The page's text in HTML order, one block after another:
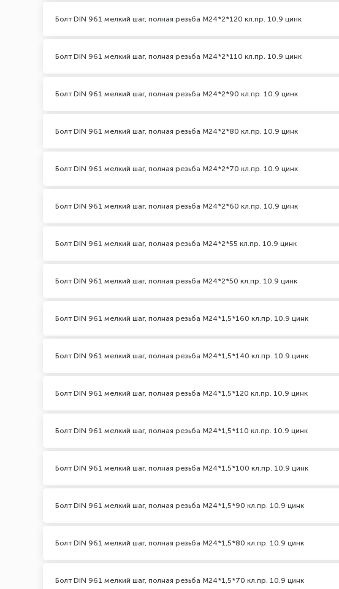
Болт DIN 961 мелкий шаг, полная резьба M24*2*120 кл.пр. 10.9 цинк
Болт DIN 961 мелкий шаг, полная резьба M24*2*110 кл.пр. 10.9 цинк
Болт DIN 961 мелкий шаг, полная резьба M24*2*90 кл.пр. 10.9 цинк
Болт DIN 961 мелкий шаг, полная резьба M24*2*80 кл.пр. 10.9 цинк
Болт DIN 961 мелкий шаг, полная резьба M24*2*70 кл.пр. 10.9 цинк
Болт DIN 961 мелкий шаг, полная резьба M24*2*60 кл.пр. 10.9 цинк
Болт DIN 961 мелкий шаг, полная резьба M24*2*55 кл.пр. 10.9 цинк
Болт DIN 961 мелкий шаг, полная резьба M24*2*50 кл.пр. 10.9 цинк
Болт DIN 961 мелкий шаг, полная резьба M24*1,5*160 кл.пр. 10.9 цинк
Болт DIN 961 мелкий шаг, полная резьба M24*1,5*140 кл.пр. 10.9 цинк
Болт DIN 961 мелкий шаг, полная резьба M24*1,5*120 кл.пр. 10.9 цинк
Болт DIN 961 мелкий шаг, полная резьба M24*1,5*110 кл.пр. 10.9 цинк
Болт DIN 961 мелкий шаг, полная резьба M24*1,5*100 кл.пр. 10.9 цинк
Болт DIN 961 мелкий шаг, полная резьба M24*1,5*90 кл.пр. 10.9 цинк
Болт DIN 961 мелкий шаг, полная резьба M24*1,5*80 кл.пр. 10.9 цинк
Болт DIN 961 мелкий шаг, полная резьба M24*1,5*70 кл.пр. 10.9 цинк